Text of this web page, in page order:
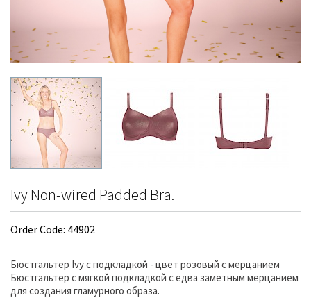
Ivy Non-wired Padded Bra.
Order Code: 44902
Бюстгальтер Ivy с подкладкой - цвет розовый с мерцанием
Бюстгальтер с мягкой подкладкой с едва заметным мерцанием
для создания гламурного образа.